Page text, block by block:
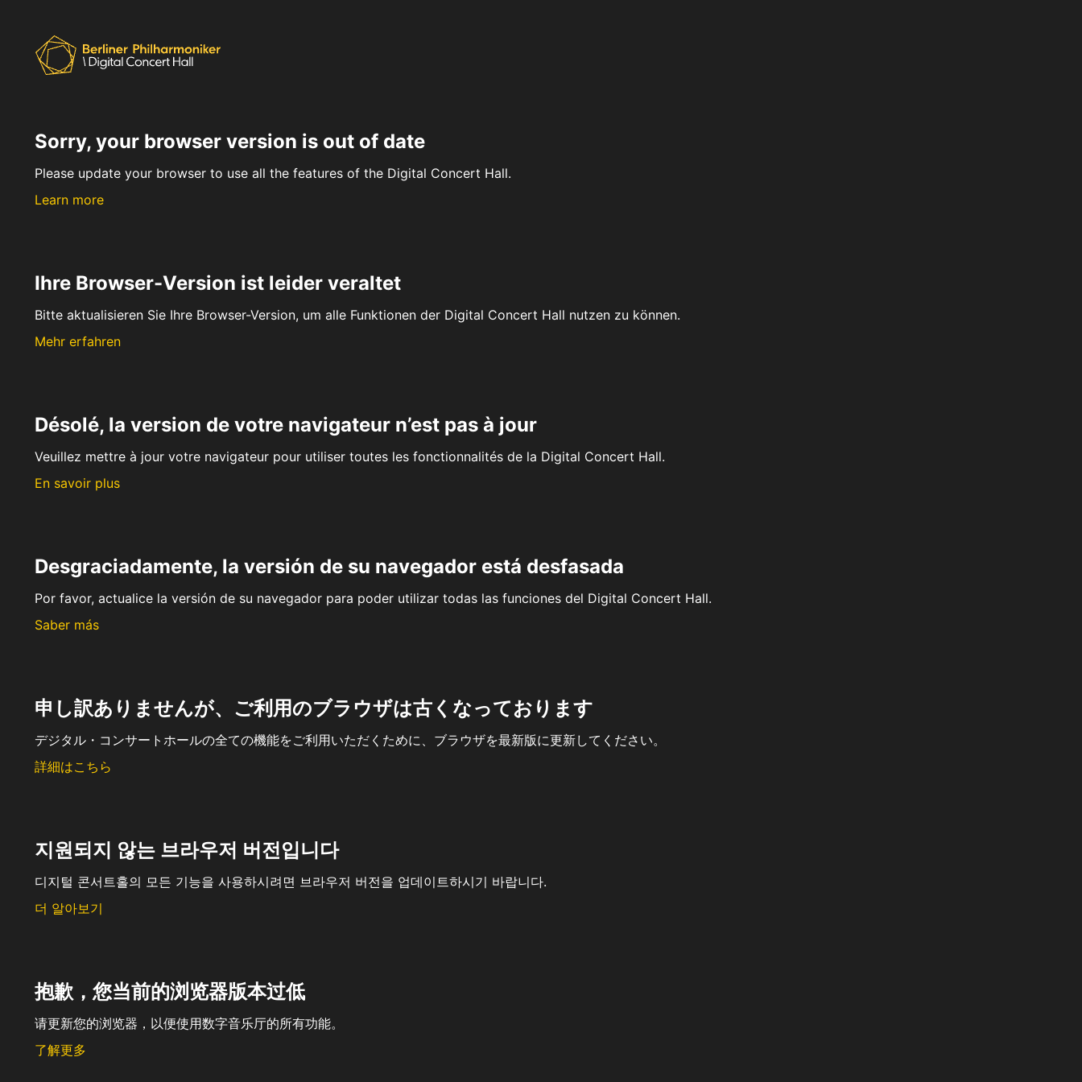
Sorry, your browser version is out of date
Please update your browser to use all the features of the Digital Concert Hall.
Learn more
Ihre Browser-Version ist leider veraltet
Bitte aktualisieren Sie Ihre Browser-Version, um alle Funktionen der Digital Concert Hall nutzen zu können.
Mehr erfahren
Désolé, la version de votre navigateur n’est pas à jour
Veuillez mettre à jour votre navigateur pour utiliser toutes les fonctionnalités de la Digital Concert Hall.
En savoir plus
Desgraciadamente, la versión de su navegador está desfasada
Por favor, actualice la versión de su navegador para poder utilizar todas las funciones del Digital Concert Hall.
Saber más
申し訳ありませんが、ご利用のブラウザは古くなっております
デジタル・コンサートホールの全ての機能をご利用いただくために、ブラウザを最新版に更新してください。
詳細はこちら
지원되지 않는 브라우저 버전입니다
디지털 콘서트홀의 모든 기능을 사용하시려면 브라우저 버전을 업데이트하시기 바랍니다.
더 알아보기
抱歉，您当前的浏览器版本过低
请更新您的浏览器，以便使用数字音乐厅的所有功能。
了解更多